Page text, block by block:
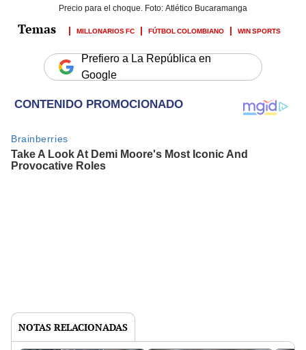
Precio para el choque. Foto: Atlético Bucaramanga
MILLONARIOS FC FÚTBOL COLOMBIANO WIN SPORTS
Prefiero a La República en
Google
NOTAS RELACIONADAS